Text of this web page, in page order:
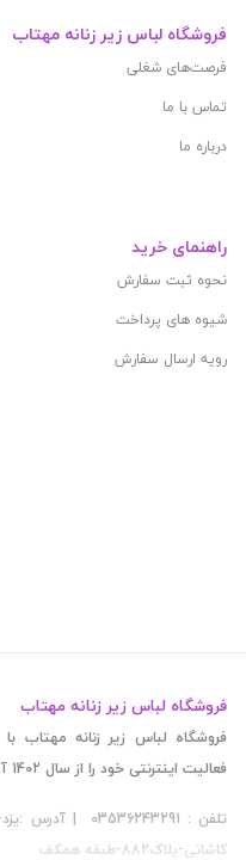
فروشگاه لباس زیر زنانه مهتاب
فرصت‌های شغلی
تماس با ما
درباره ما
راهنمای خرید
نحوه ثبت سفارش
شیوه های پرداخت
رویه ارسال سفارش
فروشگاه لباس زیر زنانه مهتاب
فروشگاه لباس زیر زنانه مهتاب
فعالیت اینترنتی خود را از سال 1402 آغاز نموده است
کاشانی-پلاک882-طبقه همکف